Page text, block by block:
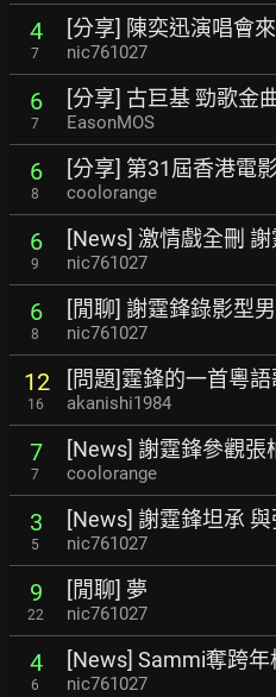
4
7
[分享] 陳奕迅演唱會
nic761027
6
7
[分享] 古巨基 勁歌金
EasonMOS
6
8
[分享] 第31屆香港電
coolorange
6
9
[News] 激情戲全刪
nic761027
6
8
[閒聊] 謝霆鋒錄影型
nic761027
12
16
[問題]霆鋒的一首粵語
akanishi1984
7
7
[News] 謝霆鋒參觀
coolorange
3
5
[News] 謝霆鋒坦承
nic761027
9
22
[閒聊] 夢
nic761027
4
6
[News] Sammi奪跨年
nic761027